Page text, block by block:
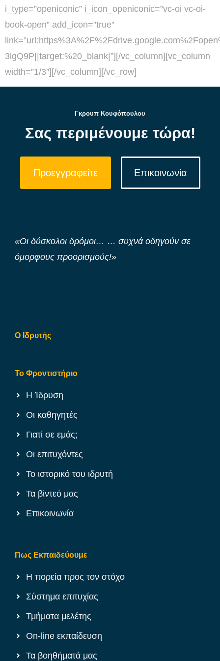
i_type=”openiconic” i_icon_openiconic=”vc-oi vc-oi-
book-open” add_icon=”true”
3lgQ9P||target:%20_blank|”][/vc_column][vc_column
width=”1/3″][/vc_column][/vc_row]
Γκρουπ Κουφόπουλου
Σας περιμένουμε τώρα!
Προεγγραφείτε Επικοινωνία
«Οι δύσκολοι δρόμοι… … συχνά οδηγούν σε
όμορφους προορισμούς!»
Ο Ιδρυτής
Το Φροντιστήριο
Η Ίδρυση
Οι καθηγητές
Γιατί σε εμάς;
Οι επιτυχόντες
Το ιστορικό του ιδρυτή
Τα βίντεό μας
Επικοινωνία
Πως Εκπαιδεύουμε
Η πορεία προς τον στόχο
Σύστημα επιτυχίας
Τμήματα μελέτης
On-line εκπαίδευση
Τα βοηθήματά μας